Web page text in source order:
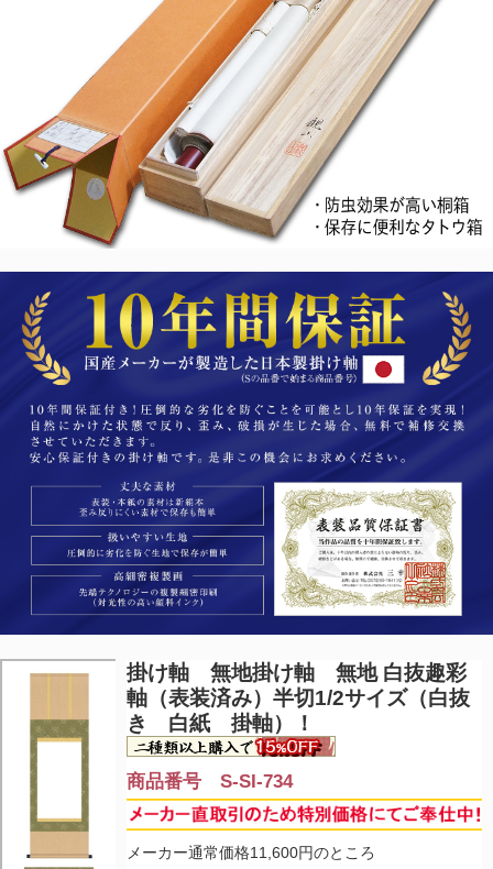
掛け軸 無地掛け軸 無地 白抜趣彩
軸（表装済み）半切1/2サイズ（白抜
き 白紙 掛軸）！
商品番号 S-SI-734
メーカー通常価格11,600円のところ